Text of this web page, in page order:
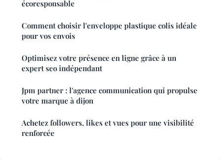
écoresponsable
Comment choisir l'enveloppe plastique colis idéale
pour vos envois
Optimisez votre présence en ligne grâce à un
expert seo indépendant
Jpm partner : l'agence communication qui propulse
votre marque à dijon
Achetez followers, likes et vues pour une visibilité
renforcée